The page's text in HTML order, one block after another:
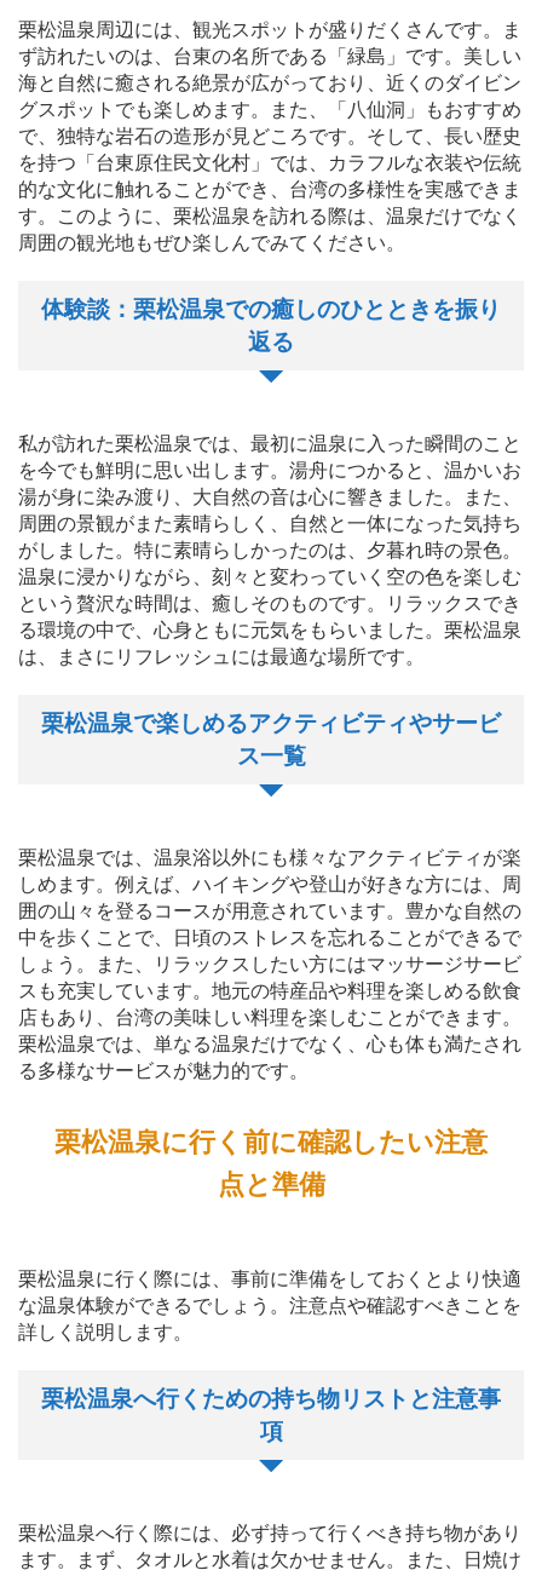
栗松温泉周辺には、観光スポットが盛りだくさんです。ま
ず訪れたいのは、台東の名所である「緑島」です。美しい
海と自然に癒される絶景が広がっており、近くのダイビン
グスポットでも楽しめます。また、「八仙洞」もおすすめ
で、独特な岩石の造形が見どころです。そして、長い歴史
を持つ「台東原住民文化村」では、カラフルな衣装や伝統
的な文化に触れることができ、台湾の多様性を実感できま
す。このように、栗松温泉を訪れる際は、温泉だけでなく
周囲の観光地もぜひ楽しんでみてください。
体験談：栗松温泉での癒しのひとときを振り
返る
私が訪れた栗松温泉では、最初に温泉に入った瞬間のこと
を今でも鮮明に思い出します。湯舟につかると、温かいお
湯が身に染み渡り、大自然の音は心に響きました。また、
周囲の景観がまた素晴らしく、自然と一体になった気持ち
がしました。特に素晴らしかったのは、夕暮れ時の景色。
温泉に浸かりながら、刻々と変わっていく空の色を楽しむ
という贅沢な時間は、癒しそのものです。リラックスでき
る環境の中で、心身ともに元気をもらいました。栗松温泉
は、まさにリフレッシュには最適な場所です。
栗松温泉で楽しめるアクティビティやサービ
ス一覧
栗松温泉では、温泉浴以外にも様々なアクティビティが楽
しめます。例えば、ハイキングや登山が好きな方には、周
囲の山々を登るコースが用意されています。豊かな自然の
中を歩くことで、日頃のストレスを忘れることができるで
しょう。また、リラックスしたい方にはマッサージサービ
スも充実しています。地元の特産品や料理を楽しめる飲食
店もあり、台湾の美味しい料理を楽しむことができます。
栗松温泉では、単なる温泉だけでなく、心も体も満たされ
る多様なサービスが魅力的です。
栗松温泉に行く前に確認したい注意
点と準備
栗松温泉に行く際には、事前に準備をしておくとより快適
な温泉体験ができるでしょう。注意点や確認すべきことを
詳しく説明します。
栗松温泉へ行くための持ち物リストと注意事
項
栗松温泉へ行く際には、必ず持って行くべき持ち物があり
ます。まず、タオルと水着は欠かせません。また、日焼け